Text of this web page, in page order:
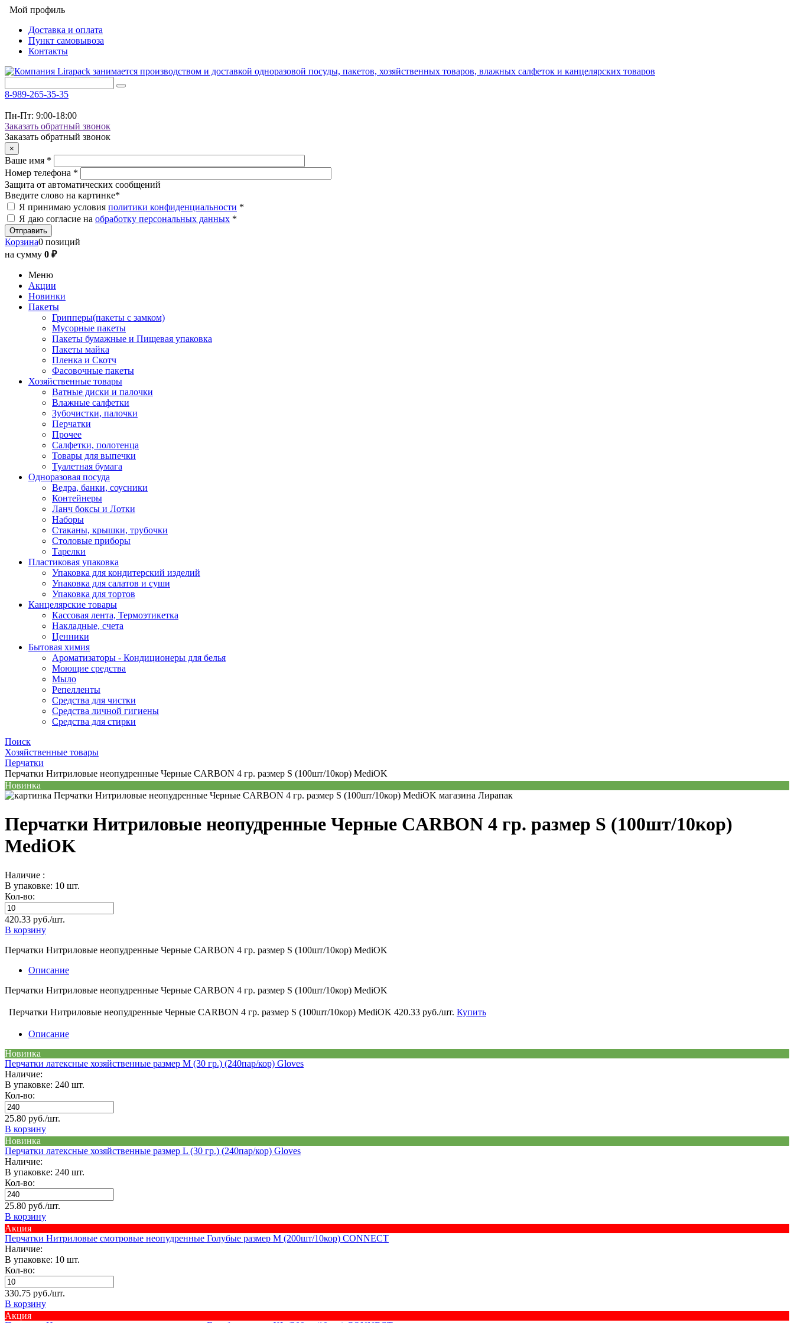
Мой профиль
Доставка и оплата
Пункт самовывоза
Контакты
8-989-265-35-35
Пн-Пт: 9:00-18:00
Заказать обратный звонок
Заказать обратный звонок
×
Ваше имя *
Номер телефона *
Защита от автоматических сообщений
Введите слово на картинке*
Я принимаю условия политики конфиденциальности *
Я даю согласие на обработку персональных данных *
Корзина0 позиций
на сумму 0 ₽
Меню
Акции
Новинки
Пакеты
Грипперы(пакеты с замком)
Мусорные пакеты
Пакеты бумажные и Пищевая упаковка
Пакеты майка
Пленка и Скотч
Фасовочные пакеты
Хозяйственные товары
Ватные диски и палочки
Влажные салфетки
Зубочистки, палочки
Перчатки
Прочее
Салфетки, полотенца
Товары для выпечки
Туалетная бумага
Одноразовая посуда
Ведра, банки, соусники
Контейнеры
Ланч боксы и Лотки
Наборы
Стаканы, крышки, трубочки
Столовые приборы
Тарелки
Пластиковая упаковка
Упаковка для кондитерский изделий
Упаковка для салатов и суши
Упаковка для тортов
Канцелярские товары
Кассовая лента, Термоэтикетка
Накладные, счета
Ценники
Бытовая химия
Ароматизаторы - Кондиционеры для белья
Моющие средства
Мыло
Репелленты
Средства для чистки
Средства личной гигиены
Средства для стирки
Поиск
Хозяйственные товары
Перчатки
Перчатки Нитриловые неопудренные Черные CARBON 4 гр. размер S (100шт/10кор) MediOK
Новинка
Перчатки Нитриловые неопудренные Черные CARBON 4 гр. размер S (100шт/10кор)
MediOK
Наличие :
В упаковке: 10 шт.
Кол-во:
420.33 руб./шт.
В корзину
Перчатки Нитриловые неопудренные Черные CARBON 4 гр. размер S (100шт/10кор) MediOK
Описание
Перчатки Нитриловые неопудренные Черные CARBON 4 гр. размер S (100шт/10кор) MediOK
Перчатки Нитриловые неопудренные Черные CARBON 4 гр. размер S (100шт/10кор) MediOK 420.33 руб./шт. Купить
Описание
Новинка
Перчатки латексные хозяйственные размер M (30 гр.) (240пар/кор) Gloves
Наличие:
В упаковке: 240 шт.
Кол-во:
25.80 руб./шт.
В корзину
Новинка
Перчатки латексные хозяйственные размер L (30 гр.) (240пар/кор) Gloves
Наличие:
В упаковке: 240 шт.
Кол-во:
25.80 руб./шт.
В корзину
Акция
Перчатки Нитриловые смотровые неопудренные Голубые размер M (200шт/10кор) CONNECT
Наличие:
В упаковке: 10 шт.
Кол-во:
330.75 руб./шт.
В корзину
Акция